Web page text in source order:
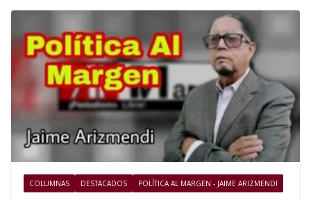
COLUMNAS DESTACADOS POLÍTICA AL MARGEN - JAIME ARIZMENDI